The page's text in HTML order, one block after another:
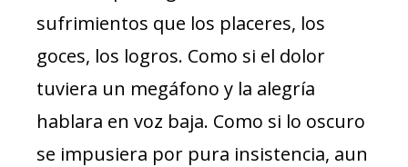
sufrimientos que los placeres, los
goces, los logros. Como si el dolor
tuviera un megáfono y la alegría
hablara en voz baja. Como si lo oscuro
se impusiera por pura insistencia, aun